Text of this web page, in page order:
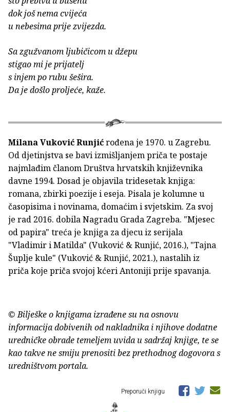
dok još nema cvijeća
u nebesima prije zvijezda.
Sa zgužvanom ljubičicom u džepu
stigao mi je prijatelj
s injem po rubu šešira.
Da je došlo proljeće, kaže.
Milana Vuković Runjićrođena je 1970. u Zagrebu.
Od djetinjstva se bavi izmišljanjem priča te postaje
najmlađim članom Društva hrvatskih književnika
davne 1994. Dosad je objavila tridesetak knjiga:
romana, zbirki poezije i eseja. Pisala je kolumne u
časopisima i novinama, domaćim i svjetskim. Za svoj
je rad 2016. dobila Nagradu Grada Zagreba. "Mjesec
od papira" treća je knjiga za djecu iz serijala
"Vladimir i Matilda" (Vuković & Runjić, 2016.), "Tajna
Šuplje kule" (Vuković & Runjić, 2021.), nastalih iz
priča koje priča svojoj kćeri Antoniji prije spavanja.
© Bilješke o knjigama izrađene su na osnovu
informacija dobivenih od nakladnika i njihove dodatne
uredničke obrade temeljem uvida u sadržaj knjige, te se
kao takve ne smiju prenositi bez prethodnog dogovora s
uredništvom portala.
Preporuči knjigu